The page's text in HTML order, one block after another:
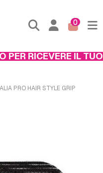
0
RICEVERE IL TUO
PRO HAIR STYLE GRIP